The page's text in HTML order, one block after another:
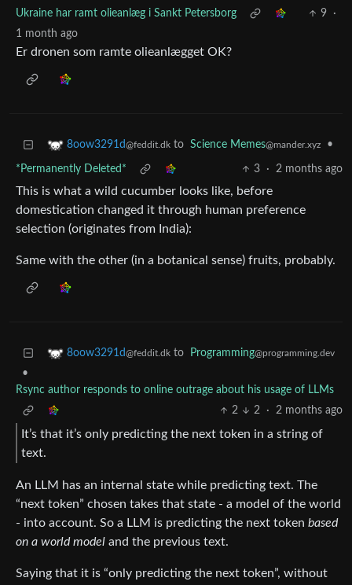
Ukraine har ramt olieanlæg i Sankt Petersborg 9
·
1 month ago
Er dronen som ramte olieanlægget OK?
8oow3291d@feddit.dk to Science Memes@mander.xyz •
*Permanently Deleted* 3 · 2 months ago
This is what a wild cucumber looks like, before
domestication changed it through human preference
selection (originates from India):
Same with the other (in a botanical sense) fruits, probably.
8oow3291d@feddit.dk to Programming@programming.dev
•
Rsync author responds to online outrage about his usage of LLMs
2
2 · 2 months ago
It’s that it’s only predicting the next token in a string of
text.
An LLM has an internal state while predicting text. The
“next token” chosen takes that state - a model of the world
- into account. So a LLM is predicting the next token based
on a world model and the previous text.
Saying that it is “only predicting the next token”, without